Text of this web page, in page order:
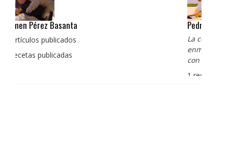
Pedro Manuel Collado Cruz
La cocina para mi es producto bien tratado sin
enmascarar sus sabores, cocina de verdad de antaño
con un toque diferente